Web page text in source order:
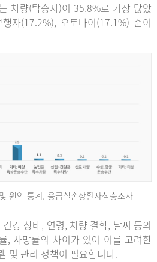
차량(탑승자)이 35.8%로 가장 많았
자(17.2%), 오토바이(17.1%) 순이
원인 통계, 응급실손상환자심층조사
강 상태, 연령, 차량 결함, 날씨 등의
, 사망률의 차이가 있어 이를 고려한
및 관리 정책이 필요합니다.